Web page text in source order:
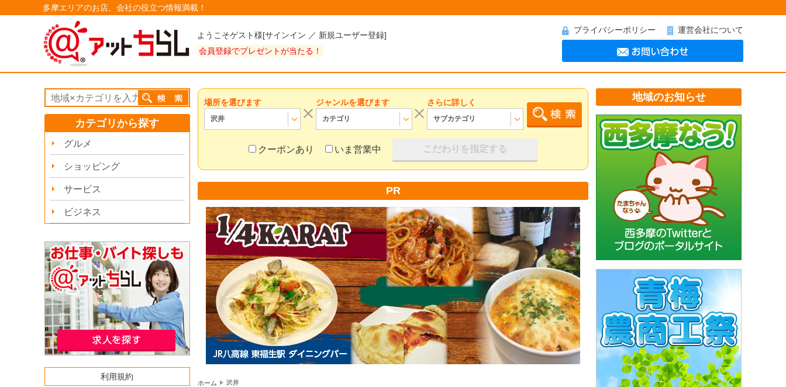
多摩エリアのお店、会社の役立つ情報満載！
ようこそゲスト様[サインイン ／ 新規ユーザー登録]
会員登録でプレゼントが当たる！
プライバシーポリシー 運営会社について
場所を選びます
沢井
ジャンルを選びます
カテゴリ
さらに詳しく
サブカテゴリ
クーポンあり いま営業中 こだわりを指定する
PR
ホーム 沢井
カテゴリから探す
グルメ
ショッピング
サービス
ビジネス
利用規約
地域のお知らせ